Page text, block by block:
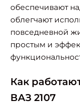
обеспечивают
облегчают
повседневной
простым и
Как
ВАЗ 2107